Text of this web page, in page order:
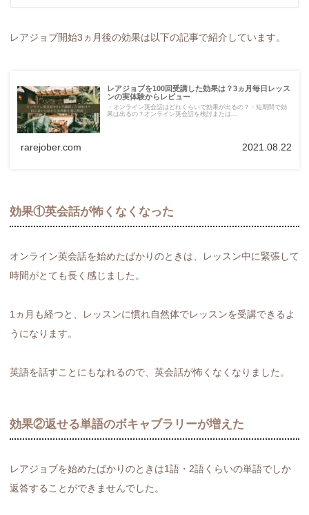
レアジョブ開始3ヵ月後の効果は以下の記事で紹介しています。
レアジョブを100回受講した効果は？3ヵ月毎日レッス
ンの実体験からレビュー
・オンライン英会話はどれくらいで効果が出るの？・短期間で効
果は出るの？オンライン英会話を検討または...
rarejober.com 2021.08.22
効果①英会話が怖くなくなった
オンライン英会話を始めたばかりのときは、レッスン中に緊張して
時間がとても長く感じました。
1ヵ月も経つと、レッスンに慣れ自然体でレッスンを受講できるよ
うになります。
英語を話すことにもなれるので、英会話が怖くなくなりました。
効果②返せる単語のボキャブラリーが増えた
レアジョブを始めたばかりのときは1語・2語くらいの単語でしか
返答することができませんでした。